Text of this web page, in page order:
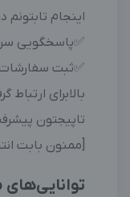
اینجام تابتونم
✅️پاسخگویی
✅️ثبت
بالابرای
تاپیجتون
[ممنون بابت